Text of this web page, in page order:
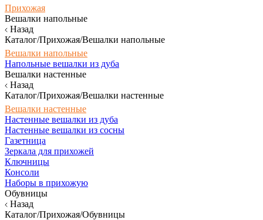
Прихожая
Вешалки напольные
Назад
Каталог/Прихожая/Вешалки напольные
Вешалки напольные
Напольные вешалки из дуба
Вешалки настенные
Назад
Каталог/Прихожая/Вешалки настенные
Вешалки настенные
Настенные вешалки из дуба
Настенные вешалки из сосны
Газетница
Зеркала для прихожей
Ключницы
Консоли
Наборы в прихожую
Обувницы
Назад
Каталог/Прихожая/Обувницы